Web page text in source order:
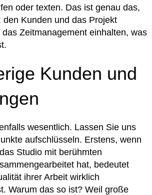
oder texten. Das ist genau das,
den Kunden und das Projekt
Zeitmanagement einhalten, was
Kunden und
wesentlich. Lassen Sie uns
aufschlüsseln. Erstens, wenn
Studio mit berühmten
hat, bedeutet
ihrer Arbeit wirklich
Warum das so ist? Weil große